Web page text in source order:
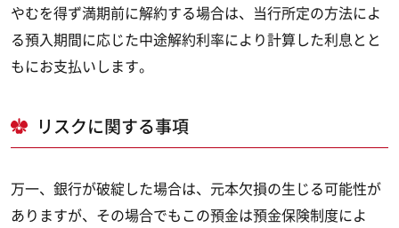
やむを得ず満期前に解約する場合は、当行所定の方法によ
る預入期間に応じた中途解約利率により計算した利息とと
もにお支払いします。
リスクに関する事項
万一、銀行が破綻した場合は、元本欠損の生じる可能性が
ありますが、その場合でもこの預金は預金保険制度によ